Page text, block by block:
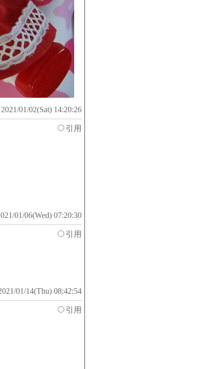
01/02(Sat) 14:20:26
引用
01/06(Wed) 07:20:30
引用
01/14(Thu) 08:42:54
引用